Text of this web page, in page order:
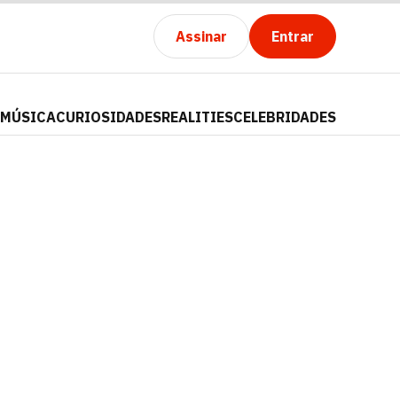
Assinar Entrar
MÚSICACURIOSIDADESREALITIESCELEBRIDADES